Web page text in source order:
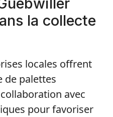
la collecte
locales offrent
de palettes
avec
pour favoriser